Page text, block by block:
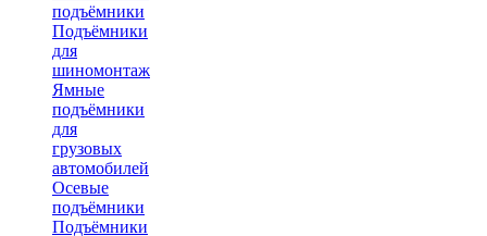
подъёмники
Подъёмники
для
шиномонтажа
Ямные
подъёмники
для
грузовых
автомобилей
Осевые
подъёмники
Подъёмники